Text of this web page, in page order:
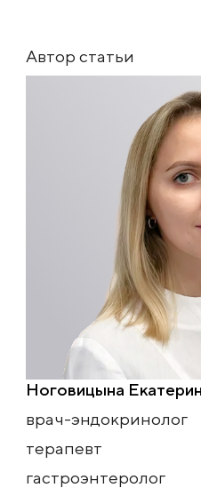
Автор статьи
Ноговицына
врач-эндокринолог
терапевт
гастроэнтеролог